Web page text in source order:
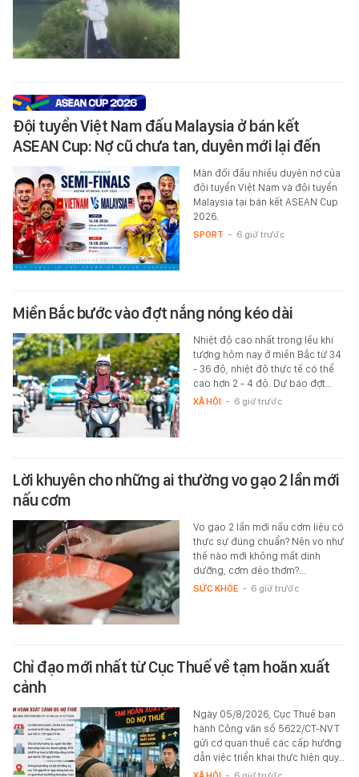
Đội tuyển Việt Nam đấu Malaysia ở bán kết
ASEAN Cup: Nợ cũ chưa tan, duyên mới lại đến
Màn đối đầu nhiều duyên nợ của
đội tuyển Việt Nam và đội tuyển
Malaysia tại bán kết ASEAN Cup
2026.
SPORT - 6 giờ trước
Miền Bắc bước vào đợt nắng nóng kéo dài
Nhiệt độ cao nhất trong lều khí
tượng hôm nay ở miền Bắc từ 34
- 36 độ, nhiệt độ thực tế có thể
cao hơn 2 - 4 độ. Dự báo đợt…
XÃ HỘI - 6 giờ trước
Lời khuyên cho những ai thường vo gạo 2 lần mới
nấu cơm
Vo gạo 2 lần mới nấu cơm liệu có
thực sự đúng chuẩn? Nên vo như
thế nào mới không mất dinh
dưỡng, cơm dẻo thơm?...
SỨC KHỎE - 6 giờ trước
Chỉ đạo mới nhất từ Cục Thuế về tạm hoãn xuất
cảnh
Ngày 05/8/2026, Cục Thuế ban
hành Công văn số 5622/CT-NVT
gửi cơ quan thuế các cấp hướng
dẫn việc triển khai thực hiện quy…